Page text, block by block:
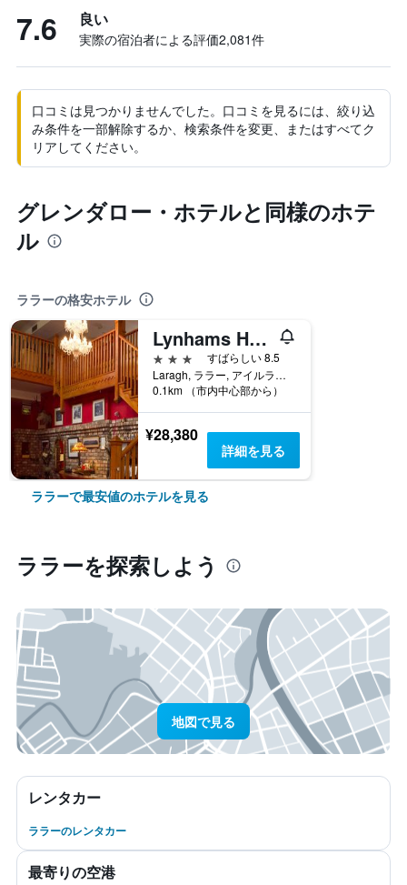
7.6 良い
実際の宿泊者による評価2,081​件
口コミは見つかりませんでした。口コミを見るには、絞り込
み条件を一部解除するか、検索条件を変更、またはすべてク
リアしてください。
グレンダロー・ホテルと同様のホテ
ル
ララーの格安ホテル
Lynhams Hotel
3つ星
すばらしい 8.5
Laragh, ララー, アイルランド
0.1km （市内中心部から）
¥28,380
詳細を見る
ララーで最安値のホテルを見る
ララー​を探索しよう
地図で見る
レンタカー
ララーのレンタカー
最寄りの空港